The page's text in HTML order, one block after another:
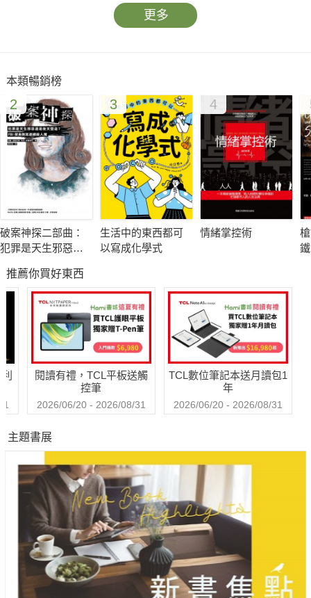
魚龍江湖等角度，對明代人的率性生活加以展示。
會生活的各方面皆加以控制。民眾的飲食、衣著、婚姻、出行、
住宅等，無不被打上了他的烙印，無不處於嚴格控制之下。
明人在衣食住行及精神上的追求，道出了在明代苛政酷法的重壓
下，明代文士在外顯率性的生活下，掩蓋著其追求精神的解脫。
並將這種追求物化在生活的點滴之上，將生活的追求做到了極
更多
本類暢銷榜
2
破案神探二部曲：
犯罪是天生邪惡還
員側寫連續殺人魔
3
生活中的東西都可
以寫成化學式
4
情緒掌控術
推薦你買好東西
閱讀有禮，TCL平板送觸
控筆
2026/06/20 - 2026/08/31
TCL數位筆記本送月讀包1
年
2026/06/20 - 2026/08/31
主題書展